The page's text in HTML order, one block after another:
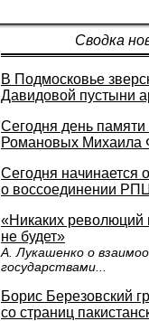
Сводка
В Подмосковье
Давидовой пустыни
Сегодня день
Романовых Михаила
Сегодня начинается
о воссоединении
«Никаких революций
не будет»
А. Лукашенко о
государствами...
Борис Березовский
со страниц